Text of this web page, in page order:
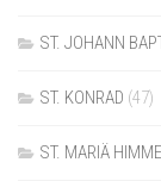
ST. JOHANN
ST. KONRAD (47)
ST. MARIÄ